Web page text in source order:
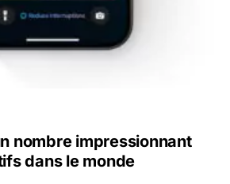
nombre impressionnant
dans le monde